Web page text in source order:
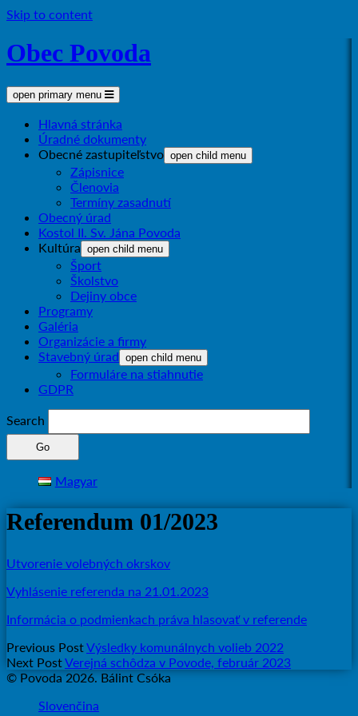
Skip to content
Obec Povoda
open primary menu
Hlavná stránka
Úradné dokumenty
Obecné zastupiteľstvo open child menu
Zápisnice
Členovia
Termíny zasadnutí
Obecný úrad
Kostol II. Sv. Jána Povoda
Kultúra open child menu
Šport
Školstvo
Dejiny obce
Programy
Galéria
Organizácie a firmy
Stavebný úrad open child menu
Formuláre na stiahnutie
GDPR
Search
Magyar
Referendum 01/2023
Utvorenie volebných okrskov
Vyhlásenie referenda na 21.01.2023
Informácia o podmienkach práva hlasovať v referende
Previous PostVýsledky komunálnych volieb 2022
Next PostVerejná schôdza v Povode, február 2023
© Povoda 2026. Bálint Csóka
Slovenčina